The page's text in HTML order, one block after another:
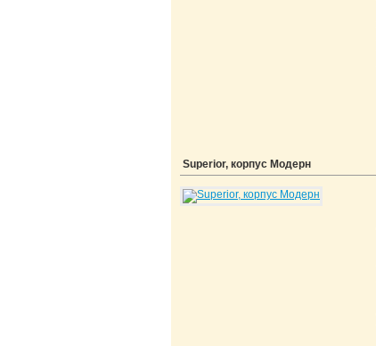
Superior, корпус Модерн